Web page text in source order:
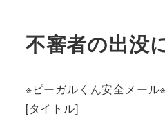
不審者の出没
※ピーガルくん安全メール※
[タイトル]